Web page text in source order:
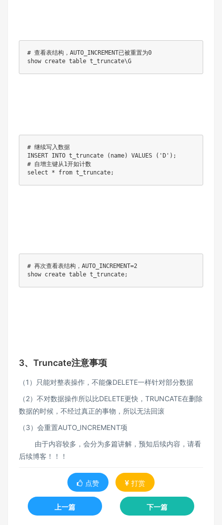
# 查看表结构，AUTO_INCREMENT已被重置为0
show create table t_truncate\G
# 继续写⼊数据
INSERT INTO t_truncate (name) VALUES ('D');
# ⾃增主键从1开如计数
select * from t_truncate;
# 再次查看表结构，AUTO_INCREMENT=2
show create table t_truncate;
3、Truncate注意事项
（1）只能对整表操作，不能像DELETE⼀样针对部分数据
（2）不对数据操作所以比DELETE更快，TRUNCATE在删除
数据的时候，不经过真正的事物，所以无法回滚
（3）会重置AUTO_INCREMENT项
由于内容较多，会分为多篇讲解，预知后续内容，请看
后续博客！！！
点赞 打赏
上一篇 下一篇